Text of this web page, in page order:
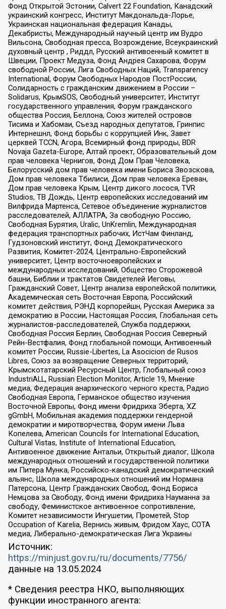
Фонд Открытой Эстонии, Calvert 22 Foundation, Канадский
украинский конгресс, Институт Макдональда-Лорье,
Украинская национальная федерация Канады,
Декабристы, Международный научный центр им Вудро
Вильсона, Свободная пресса, Возрождение, Всеукраинский
духовный центр , Риддл, Русский антивоенный комитет в
Швеции, Проект Медуза, Фонд Андрея Сахарова, Форум
свободной России, Лига Свободных Наций, Transparеncy
International, Форум Свободных Народов ПостРоссии,
Солидарность с гражданским движением в России –
Solidarus, КрымSOS, Свободный университет, Институт
государственного управления, Форум гражданского
общества Россия, Беллона, Союз жителей островов
Тисима и Хабомаи, Съезд народных депутатов, Гринпис
Интернешнл, Фонд борьбы с коррупцией Инк, Завет
церквей TCCN, Агора, Всемирный фонд природы, BDR
Novaja Gazeta-Europe, Алтай проект, Образовательный дом
прав человека Чернигов, Фонд Дом Прав Человека,
Белорусский дом прав человека имени Бориса Звозскова,
Дом прав человека Тбилиси, Дом прав человека Ереван,
Дом прав человека Крым, Центр дикого лосося, TVR
Studios, ТВ Дождь, Центр европейских исследований им
Вилфрида Мартенса, Сетевое объединение журналистов
расследователей, АЛЛАТРА, За свободную Россию,
Свободная Бурятия, Uralic, UnKremlin, Международная
федерация транспортных рабочих, ИстЧам Финланд,
Гудзоновский институт, Фонд Демократического
Развития, Комитет-2024, Центрально-Европейский
университет, Центр восточноевропейских и
международных исследований, Общество Сторожевой
башни, Библии и трактатов Свидетелей Иеговы,
Гражданский Совет, Центр анализа европейской политики,
Академическая сеть Восточная Европа, Российский
комитет действия, РЭНД корпорейшн, Русская Америка за
демократию в России, Настоящая Россия, Глобальная сеть
журналистов-расследователей, Служба поддержки,
Свободная Россия Берлин, Свободная Россия Северный
Рейн-Вестфалия, Фонд глобальной помощи, Антивоенный
комитет России, Russie-Libertes, La Asocicion de Rusos
Libres, Союз за возвращение Северных территорий,
Крымскотатарский Ресурсный Центр, Глобальный союз
IndustriALL, Russian Election Monitor, Article 19, Мнение
медиа, Федерация анархического черного креста, Радио
Свободная Европа, Германское общество изучения
Восточной Европы, Фонд имени Фридриха Эберта, XZ
gGmbH, Мобильная академия поддержки гендерной
демократии и миротворчества, Форум имени Льва
Копелева, American Councils for International Education,
Cultural Vistas, Institute of International Education,
Антивоенное движение Антальи, Открытый диалог, Школа
международных отношений и государственной политики
им Питера Мунка, Российско-канадский демократический
альянс, Школа международных отношений им Нормана
Патерсона, Центр Гражданских Свобод, Фонд Бориса
Немцова за Свободу, Фонд имени Фридриха Науманна за
свободу, Феминистское антивоенное сопротивление,
Комитет независимости Ингушетии, Прометей, Stop
Occupation of Karelia, Вернись живым, Фридом Хаус, СОТА
медиа, Либерально-демократическая Лига Украины
Источник:
https://minjust.gov.ru/ru/documents/7756/
данные на 13.05.2024
* Сведения реестра НКО, выполняющих
функции иностранного агента: